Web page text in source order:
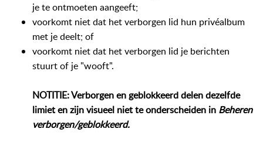
je te ontmoeten aangeeft;
voorkomt niet dat het verborgen lid hun privéalbum
met je deelt; of
voorkomt niet dat het verborgen lid je berichten
stuurt of je "wooft".
NOTITIE: Verborgen en geblokkeerd delen dezelfde
limiet en zijn visueel niet te onderscheiden in Beheren
verborgen/geblokkeerd.